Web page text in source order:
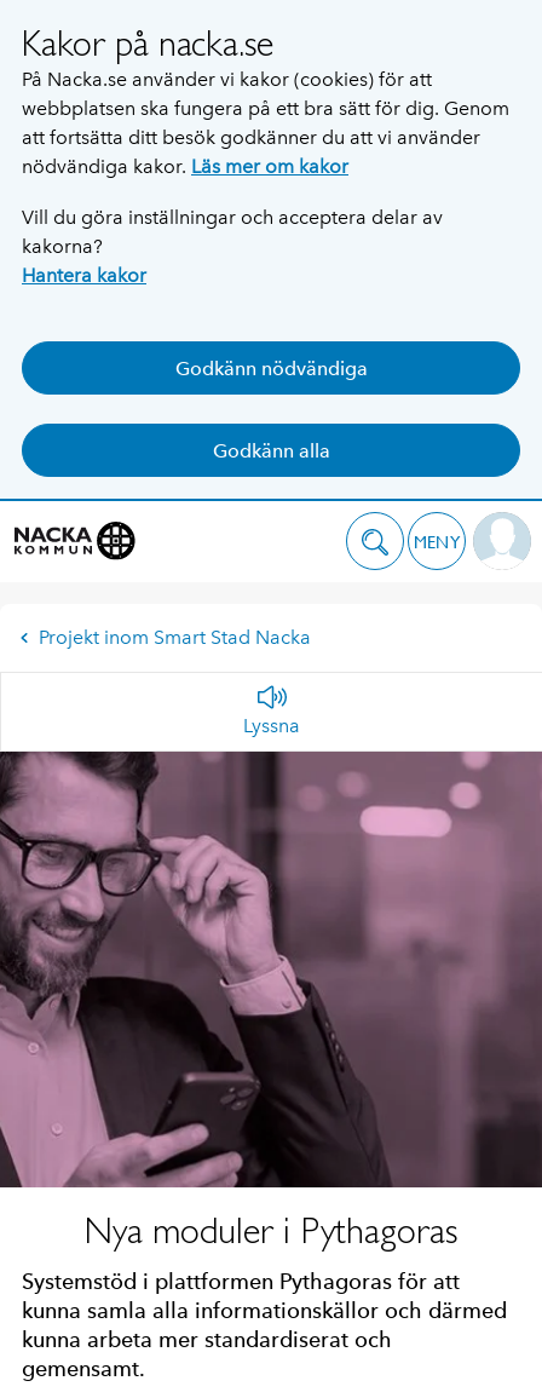
Kakor på nacka.se
På Nacka.se använder vi kakor (cookies) för att
webbplatsen ska fungera på ett bra sätt för dig. Genom
att fortsätta ditt besök godkänner du att vi använder
nödvändiga kakor. Läs mer om kakor
Vill du göra inställningar och acceptera delar av
kakorna?
Hantera kakor
Godkänn nödvändiga
Godkänn alla
MENY
Projekt inom Smart Stad Nacka
Lyssna
Nya moduler i Pythagoras
Systemstöd i plattformen Pythagoras för att
kunna samla alla informationskällor och därmed
kunna arbeta mer standardiserat och
gemensamt.